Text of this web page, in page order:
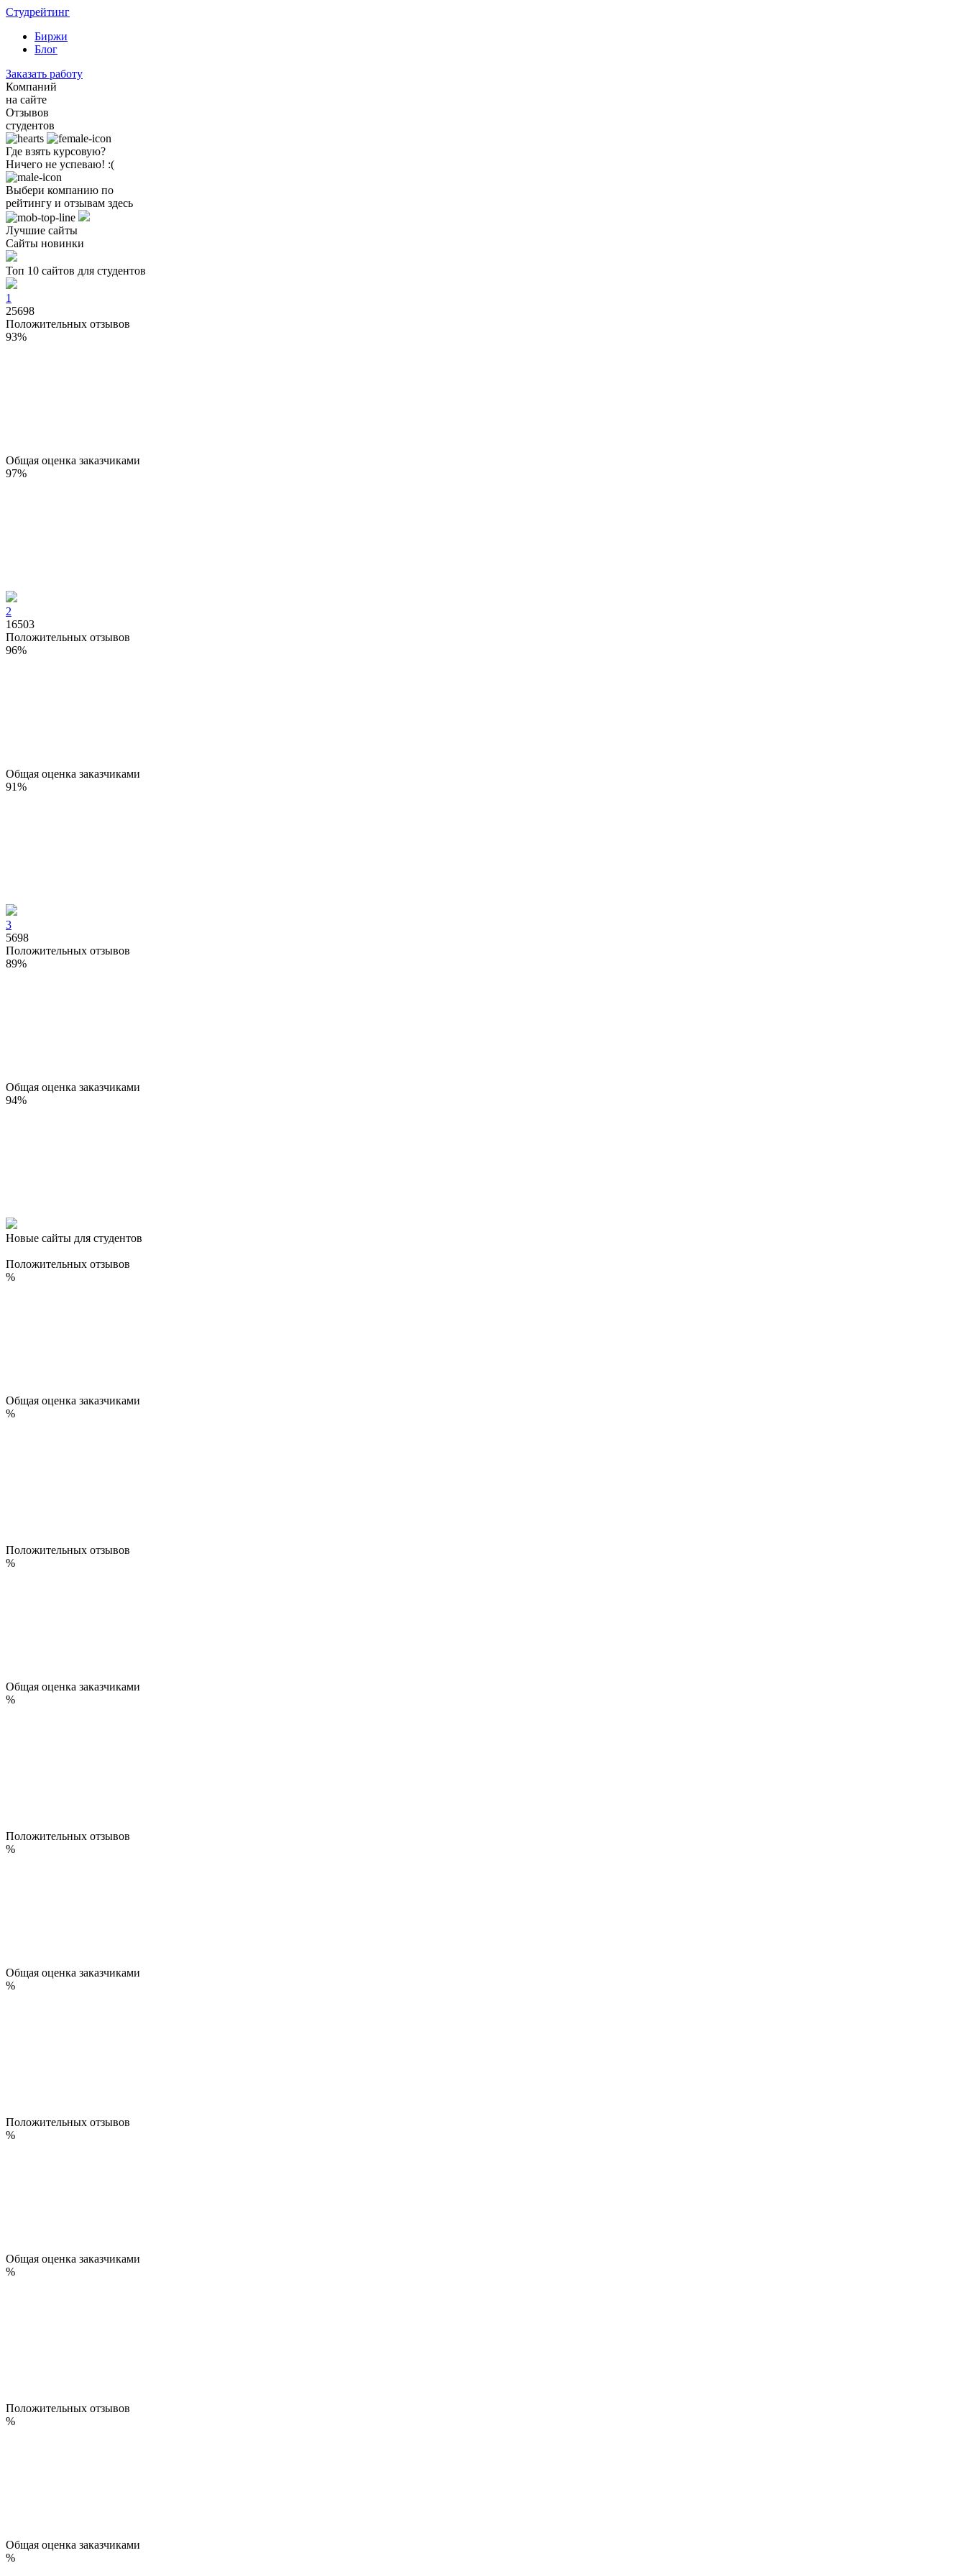
Студрейтинг
Биржи
Блог
Заказать работу
Компаний
на сайте
Отзывов
студентов
Где взять курсовую?
Ничего не успеваю! :(
Выбери компанию по
рейтингу и отзывам здесь
Лучшие сайты
Сайты новинки
Топ 10 сайтов для студентов
1
25698
Положительных отзывов
93%
Общая оценка заказчиками
97%
2
16503
Положительных отзывов
96%
Общая оценка заказчиками
91%
3
5698
Положительных отзывов
89%
Общая оценка заказчиками
94%
Новые сайты для студентов
Положительных отзывов
%
Общая оценка заказчиками
%
Положительных отзывов
%
Общая оценка заказчиками
%
Положительных отзывов
%
Общая оценка заказчиками
%
Положительных отзывов
%
Общая оценка заказчиками
%
Положительных отзывов
%
Общая оценка заказчиками
%